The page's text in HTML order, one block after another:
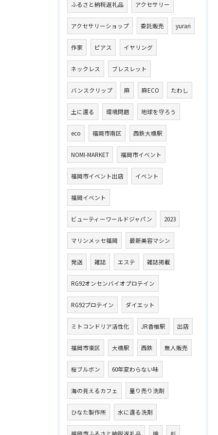
ふるさと納税返礼品 アクセサリー
アクセサリーショップ 委託販売 yurari
作家 ピアス イヤリング
ネックレス ブレスレット
バンスクリップ 麻 麻ECO たわし
土に還る 環境問題 地球を守ろう
eco 福岡市南区 西鉄大橋駅
NOMI-MARKET 福岡市イベント
福岡市イベント出店 イベント
福岡イベント
ビューティーワールドジャパン 2023
マリンメッセ福岡 最新美容マシン
発送 雑誌 エステ 雑誌掲載
RG92オンセンバイオプロテイン
RG92プロテイン ダイエット
ミトコンドリア活性化 JR香椎駅 出店
福岡市東区 大橋駅 西鉄 無人販売
桜ブルボン 60年変わらない味
海の見えるカフェ 量り売り洗剤
ひなた製作所 水に還る洗剤